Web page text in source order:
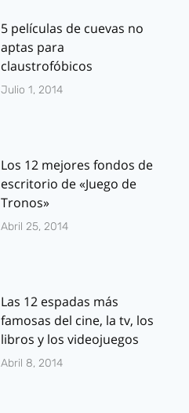
5 películas de cuevas no
aptas para
claustrofóbicos
Julio 1, 2014
Los 12 mejores fondos de
escritorio de «Juego de
Tronos»
Abril 25, 2014
Las 12 espadas más
famosas del cine, la tv, los
libros y los videojuegos
Abril 8, 2014